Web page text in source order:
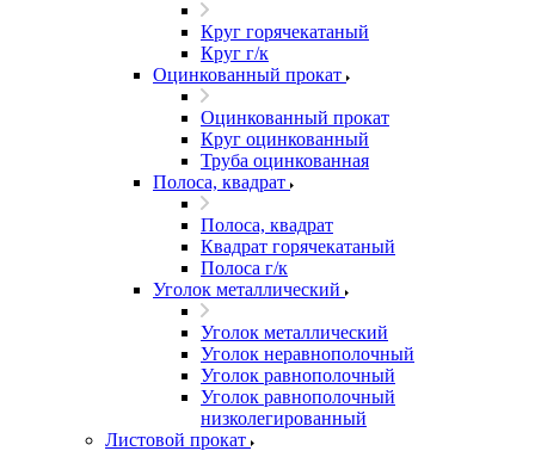
Круг горячекатаный
Круг г/к
Оцинкованный прокат
Оцинкованный прокат
Круг оцинкованный
Труба оцинкованная
Полоса, квадрат
Полоса, квадрат
Квадрат горячекатаный
Полоса г/к
Уголок металлический
Уголок металлический
Уголок неравнополочный
Уголок равнополочный
Уголок равнополочный
низколегированный
Листовой прокат